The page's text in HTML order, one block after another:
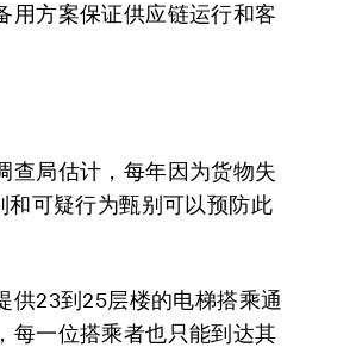
用方案保证供应链运行和客
查局估计，每年因为货物失
可疑行为甄别可以预防此
供23到25层楼的电梯搭乘通
每一位搭乘者也只能到达其